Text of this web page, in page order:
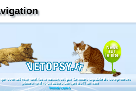
News
sur
le site
connait vraiment les animaux est par là même capable de comprendre
pleinement le caractère unique de l'homme
Konrad Lorenz